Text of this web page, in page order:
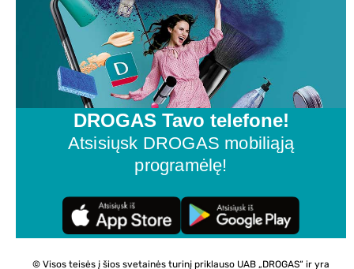
DROGAS Tavo telefone!
Atsisiųsk DROGAS mobiliąją
programėlę!
© Visos teisės į šios svetainės turinį priklauso UAB „DROGAS“ ir yra